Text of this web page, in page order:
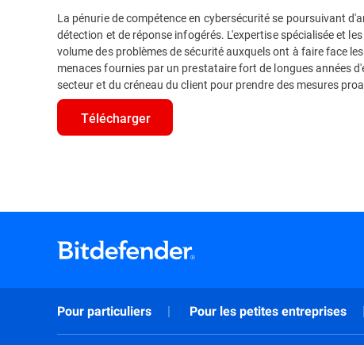
La pénurie de compétence en cybersécurité se poursuivant
détection et de réponse infogérés. L'expertise spécialisée et
volume des problèmes de sécurité auxquels ont à faire face
menaces fournies par un prestataire fort de longues années
secteur et du créneau du client pour prendre des mesures
Télécharger
Pour particuliers Pour les petites entreprises